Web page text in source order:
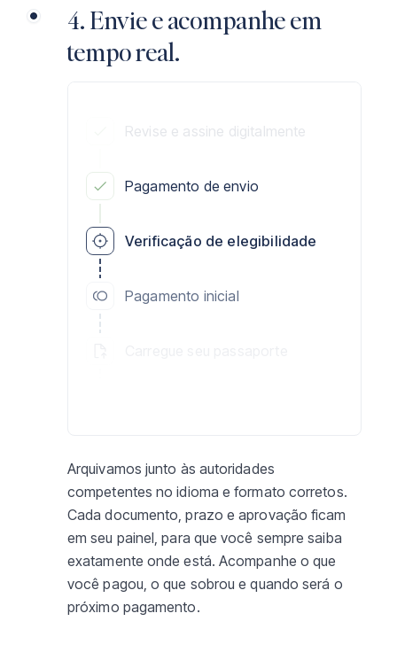
4. Envie e acompanhe em
tempo real.
Verificação de elegibilidade
Pagamento inicial
Revise e assine digitalmente
Pagamento de envio
Arquivamos junto às autoridades
competentes no idioma e formato corretos.
Cada documento, prazo e aprovação ficam
em seu painel, para que você sempre saiba
exatamente onde está. Acompanhe o que
você pagou, o que sobrou e quando será o
próximo pagamento.